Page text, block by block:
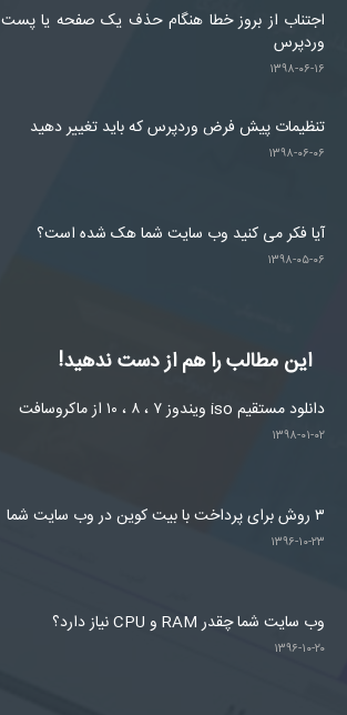
اجتناب از بروز خطا هنگام حذف یک صفحه یا پست
وردپرس
۱۳۹۸-۰۶-۱۶
تنظیمات پیش فرض وردپرس که باید تغییر دهید
۱۳۹۸-۰۶-۰۶
آیا فکر می کنید وب سایت شما هک شده است؟
۱۳۹۸-۰۵-۰۶
این مطالب را هم از دست ندهید!
دانلود مستقیم iso ویندوز ۷ ، ۸ ، ۱۰ از ماکروسافت
۱۳۹۸-۰۱-۰۲
۳ روش برای پرداخت با بیت کوین در وب سایت شما
۱۳۹۶-۱۰-۲۳
وب سایت شما چقدر RAM و CPU نیاز دارد؟
۱۳۹۶-۱۰-۲۰